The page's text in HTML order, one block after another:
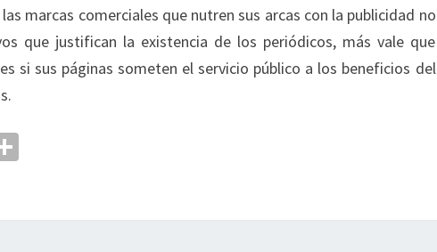
marcas comerciales que nutren sus arcas con la publicidad no
que justifican la existencia de los periódicos, más vale que
si sus páginas someten el servicio público a los beneficios del